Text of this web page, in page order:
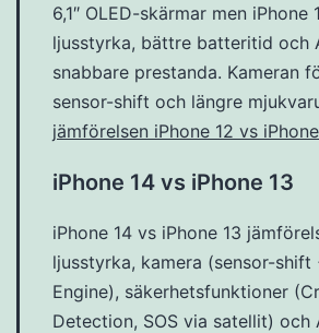
6,1″ OLED-skärmar men iPhone
ljusstyrka, bättre batteritid och
snabbare prestanda. Kameran
sensor-shift och längre
jämförelsen iPhone 12 vs
iPhone 14 vs iPhone 13
iPhone 14 vs iPhone 13
ljusstyrka, kamera (sensor-shift
Engine), säkerhetsfunktioner
Detection, SOS via satellit) och